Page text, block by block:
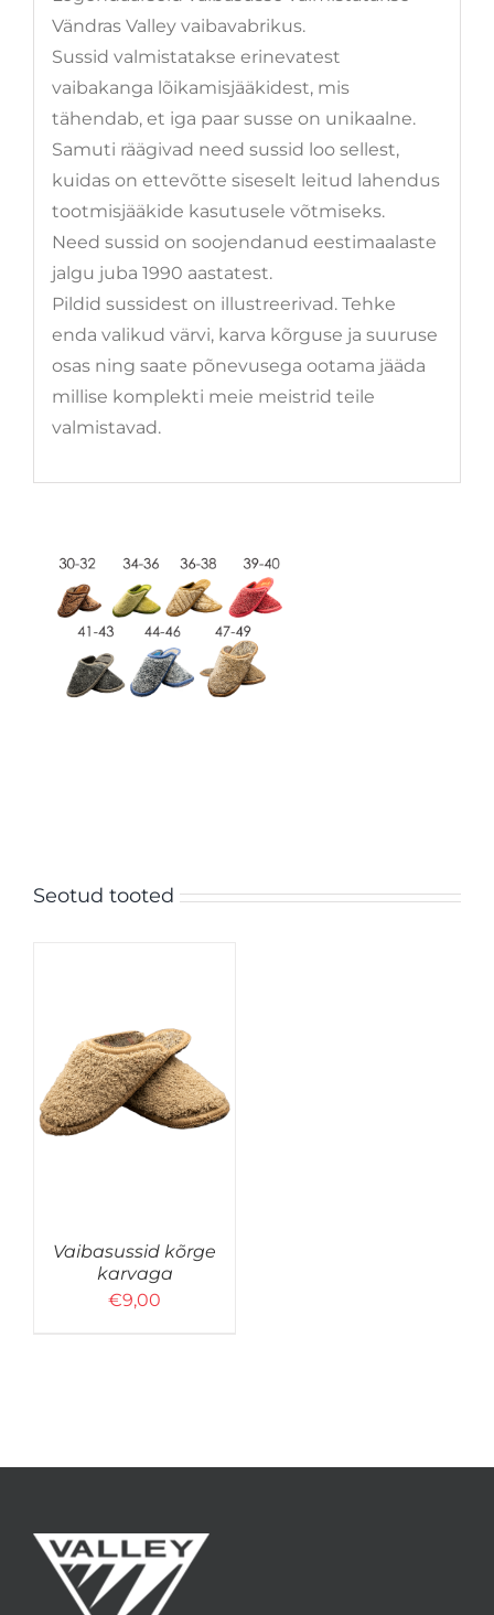
Vändras Valley vaibavabrikus.
Sussid valmistatakse erinevatest
vaibakanga lõikamisjääkidest, mis
tähendab, et iga paar susse on unikaalne.
Samuti räägivad need sussid loo sellest,
kuidas on ettevõtte siseselt leitud lahendus
tootmisjääkide kasutusele võtmiseks.
Need sussid on soojendanud eestimaalaste
jalgu juba 1990 aastatest.
Pildid sussidest on illustreerivad. Tehke
enda valikud värvi, karva kõrguse ja suuruse
osas ning saate põnevusega ootama jääda
millise komplekti meie meistrid teile
valmistavad.
Seotud tooted
Vaibasussid kõrge
karvaga
€9,00